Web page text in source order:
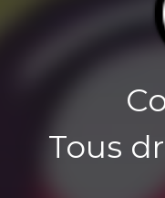
Tous